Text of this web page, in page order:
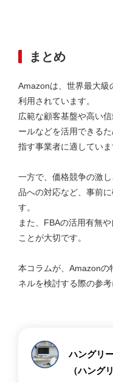
まとめ
Amazonは、世界最大級
利用されています。
広範な顧客基盤や高い
ールなどを活用できる
指す事業者に適していま
一方で、価格競争の激
品への対応など、事前
す。
また、FBAの活用有無
ことが大切です。
本コラムが、Amazonの
ネルを検討する際の参考
ハングリ
（ハング